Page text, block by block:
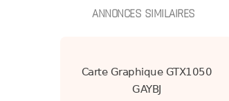
ANNONCES SIMILAIRES
Carte Graphique GTX1050
GAYBJ